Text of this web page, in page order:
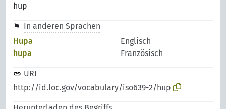
hup
In anderen Sprachen
Hupa
Englisch
hupa
Französisch
URI
http://id.loc.gov/vocabulary/iso639-2/hup